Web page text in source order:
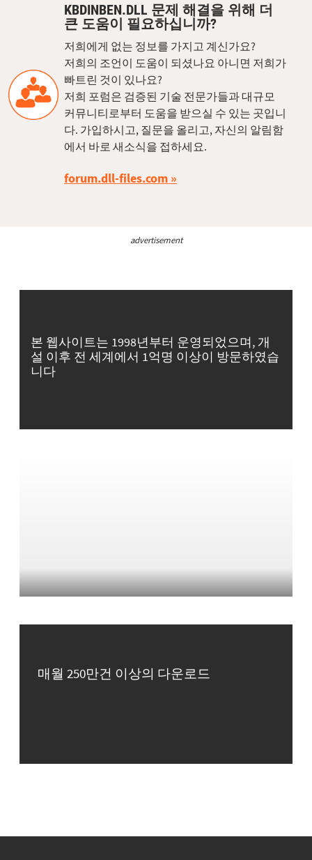
KBDINBEN.DLL 문제 해결을 위해 더
큰 도움이 필요하십니까?
저희에게 없는 정보를 가지고 계신가요?
저희의 조언이 도움이 되셨나요 아니면 저희가
빠트린 것이 있나요?
저희 포럼은 검증된 기술 전문가들과 대규모
커뮤니티로부터 도움을 받으실 수 있는 곳입니
다. 가입하시고, 질문을 올리고, 자신의 알림함
에서 바로 새소식을 접하세요.
forum.dll-files.com
advertisement
본 웹사이트는 1998년부터 운영되었으며, 개
설 이후 전 세계에서 1억명 이상이 방문하였습
니다
매월 250만건 이상의 다운로드